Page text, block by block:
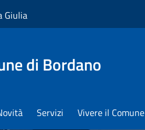
Giulia
di Bordano
Servizi Vivere il Comune